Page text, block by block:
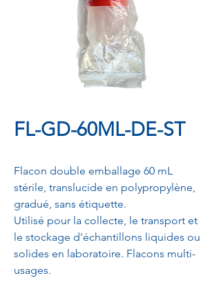
FL-GD-60ML-DE-ST
Flacon double emballage 60 mL
stérile, translucide en polypropylène,
gradué, sans étiquette.
Utilisé pour la collecte, le transport et
le stockage d'échantillons liquides ou
solides en laboratoire. Flacons multi-
usages.